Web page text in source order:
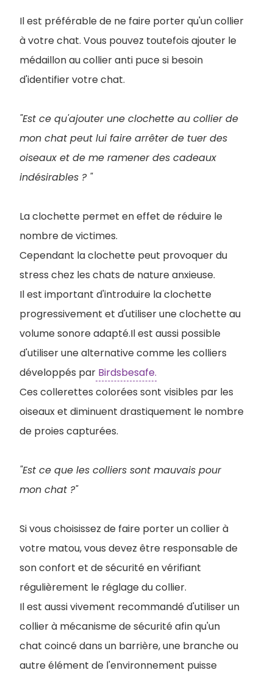
Il est préférable de ne faire porter qu'un collier
à votre chat. Vous pouvez toutefois ajouter le
médaillon au collier anti puce si besoin
d'identifier votre chat.
"Est ce qu'ajouter une clochette au collier de
mon chat peut lui faire arrêter de tuer des
oiseaux et de me ramener des cadeaux
indésirables ? "
La clochette permet en effet de réduire le
nombre de victimes.
Cependant la clochette peut provoquer du
stress chez les chats de nature anxieuse.
Il est important d'introduire la clochette
progressivement et d'utiliser une clochette au
volume sonore adapté.Il est aussi possible
d'utiliser une alternative comme les colliers
développés par Birdsbesafe.
Ces collerettes colorées sont visibles par les
oiseaux et diminuent drastiquement le nombre
de proies capturées.
"Est ce que les colliers sont mauvais pour
mon chat ?"
Si vous choisissez de faire porter un collier à
votre matou, vous devez être responsable de
son confort et de sécurité en vérifiant
régulièrement le réglage du collier.
Il est aussi vivement recommandé d'utiliser un
collier à mécanisme de sécurité afin qu'un
chat coincé dans un barrière, une branche ou
autre élément de l'environnement puisse